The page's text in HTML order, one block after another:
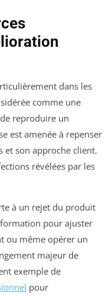
dans les
comme une
reproduire un
est amenée à repenser
et son approche client.
révélées par les
à un rejet du produit
pour ajuster
ou même opérer un
majeur de
exemple de
pour